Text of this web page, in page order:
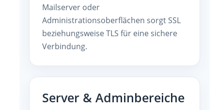
Mailserver oder
Administrationsoberflächen sorgt SSL
beziehungsweise TLS für eine sichere
Verbindung.
Server & Adminbereiche